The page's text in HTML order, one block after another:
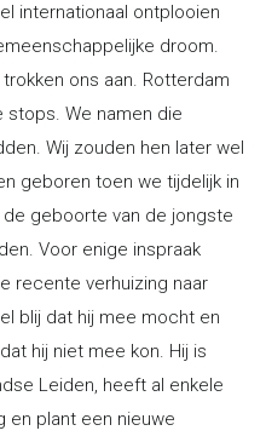
internationaal ontplooien
droom.
ons aan. Rotterdam
We namen die
Wij zouden hen later wel
geboren toen we tijdelijk in
de geboorte van de jongste
Voor enige inspraak
recente verhuizing naar
blij dat hij mee mocht en
hij niet mee kon. Hij is
Leiden, heeft al enkele
en plant een nieuwe